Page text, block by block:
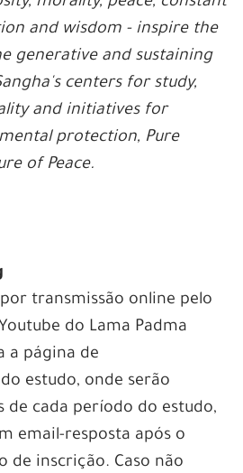
and wisdom - inspire the
generative and sustaining
centers for study,
and initiatives for
protection, Pure
of Peace.
transmissão online pelo
do Lama Padma
a página de
estudo, onde serão
de cada período do estudo,
email-resposta após o
de inscrição. Caso não